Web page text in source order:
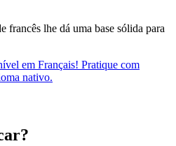
francês lhe dá uma base sólida para
em Français! Pratique com
nativo.